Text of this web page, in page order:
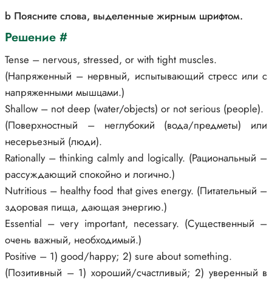
b Поясните слова, выделенные жирным шрифтом.
Решение #
Tense – nervous, stressed, or with tight muscles.
(Напряженный – нервный, испытывающий стресс или с
напряженными мышцами.)
Shallow – not deep (water/objects) or not serious (people).
(Поверхностный – неглубокий (вода/предметы) или
несерьезный (люди).
Rationally – thinking calmly and logically. (Рациональный –
рассуждающий спокойно и логично.)
Nutritious – healthy food that gives energy. (Питательный –
здоровая пища, дающая энергию.)
Essential – very important, necessary. (Существенный –
очень важный, необходимый.)
Positive – 1) good/happy; 2) sure about something.
(Позитивный – 1) хороший/счастливый; 2) уверенный в